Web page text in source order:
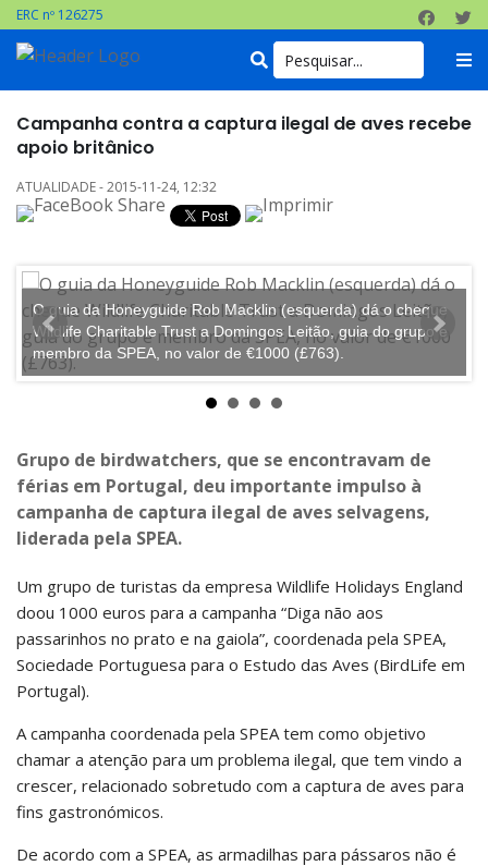
ERC nº 126275
Campanha contra a captura ilegal de aves recebe
apoio britânico
ATUALIDADE - 2015-11-24, 12:32
O guia da Honeyguide Rob Macklin (esquerda) dá o cheque
Wildlife Charitable Trust a Domingos Leitão, guia do grupo e
membro da SPEA, no valor de €1000 (£763).
Grupo de birdwatchers, que se encontravam de
férias em Portugal, deu importante impulso à
campanha de captura ilegal de aves selvagens,
liderada pela SPEA.
Um grupo de turistas da empresa Wildlife Holidays England
doou 1000 euros para a campanha “Diga não aos
passarinhos no prato e na gaiola”, coordenada pela SPEA,
Sociedade Portuguesa para o Estudo das Aves (BirdLife em
Portugal).
A campanha coordenada pela SPEA tem como objetivo
chamar a atenção para um problema ilegal, que tem vindo a
crescer, relacionado sobretudo com a captura de aves para
fins gastronómicos.
De acordo com a SPEA, as armadilhas para pássaros não é